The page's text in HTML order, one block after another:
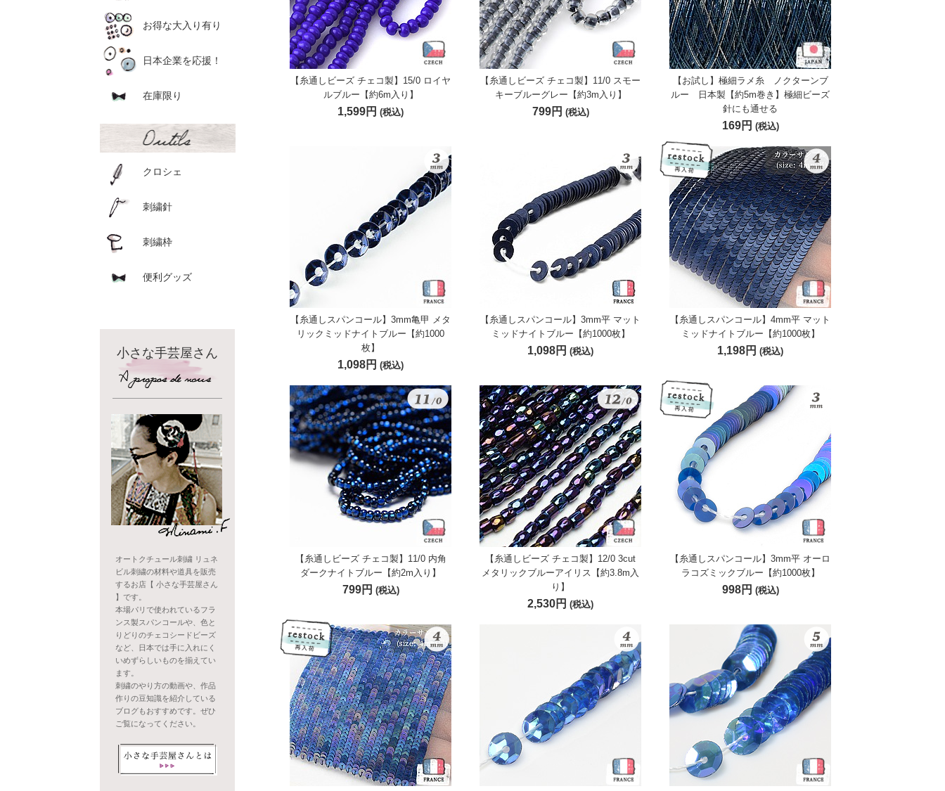
【糸通しビーズ チェコ製】15/0 ロイヤ
ルブルー【約6m入り】
1,599円 (税込)
【糸通しビーズ チェコ製】11/0 スモー
キーブルーグレー【約3m入り】
799円 (税込)
【お試し】極細ラメ糸 ノクターンブ
ルー 日本製【約5m巻き】極細ビーズ
針にも通せる
169円 (税込)
【糸通しスパンコール】3mm亀甲 メタ
リックミッドナイトブルー【約1000
枚】
1,098円 (税込)
【糸通しスパンコール】3mm平 マット
ミッドナイトブルー【約1000枚】
1,098円 (税込)
【糸通しスパンコール】4mm平 マット
ミッドナイトブルー【約1000枚】
1,198円 (税込)
【糸通しビーズ チェコ製】11/0 内角
ダークナイトブルー【約2m入り】
799円 (税込)
【糸通しビーズ チェコ製】12/0 3cut
メタリックブルーアイリス【約3.8m入
り】
2,530円 (税込)
【糸通しスパンコール】3mm平 オーロ
ラコズミックブルー【約1000枚】
998円 (税込)
お得な大入り有り
日本企業を応援！
在庫限り
クロシェ
刺繍針
刺繍枠
便利グッズ
小さな手芸屋さん
オートクチュール刺繍 リュネ
ビル刺繍の材料や道具を販売
するお店【 小さな手芸屋さん
】です。
本場パリで使われているフラ
ンス製スパンコールや、色と
りどりのチェコシードビーズ
など、日本では手に入れにく
いめずらしいものを揃えてい
ます。
刺繍のやり方の動画や、作品
作りの豆知識を紹介している
ブログもおすすめです。ぜひ
ご覧になってください。